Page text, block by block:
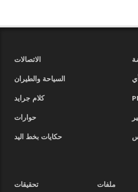
الاتصالات
السياحة والطيران
كلام جرايد
حوارات
حكايات بخط اليد
ملفات
تحقيقات